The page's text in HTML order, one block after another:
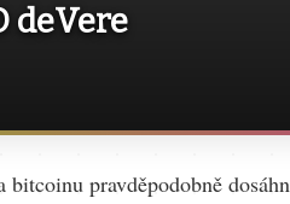
deVere
bitcoinu pravděpodobně